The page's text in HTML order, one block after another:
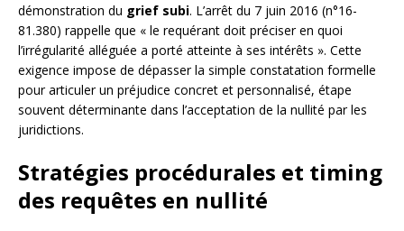
démonstration du grief subi. L’arrêt du 7 juin 2016 (n°16-
81.380) rappelle que « le requérant doit préciser en quoi
l’irrégularité alléguée a porté atteinte à ses intérêts ». Cette
exigence impose de dépasser la simple constatation formelle
pour articuler un préjudice concret et personnalisé, étape
souvent déterminante dans l’acceptation de la nullité par les
juridictions.
Stratégies procédurales et timing
des requêtes en nullité